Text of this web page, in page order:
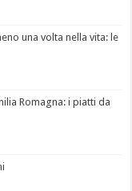
una volta nella vita: le
Romagna: i piatti da